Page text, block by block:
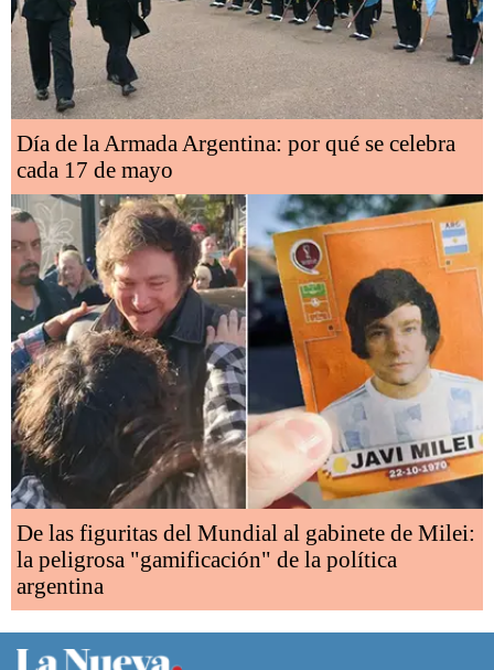
Día de la Armada Argentina: por qué se celebra
cada 17 de mayo
De las figuritas del Mundial al gabinete de Milei:
la peligrosa "gamificación" de la política
argentina